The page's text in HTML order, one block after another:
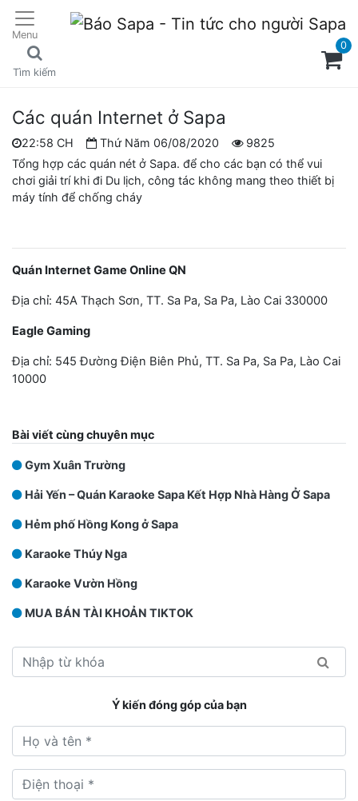
Menu
Tìm kiếm
0
Các quán Internet ở Sapa
22:58 CH Thứ Năm 06/08/2020
9825
Tổng hợp các quán nét ở Sapa. để cho các bạn có thể vui
chơi giải trí khi đi Du lịch, công tác không mang theo thiết bị
máy tính để chống cháy
Quán Internet Game Online QN
Địa chỉ: 45A Thạch Sơn, TT. Sa Pa, Sa Pa, Lào Cai 330000
Eagle Gaming
Địa chỉ: 545 Đường Điện Biên Phủ, TT. Sa Pa, Sa Pa, Lào Cai
10000
Bài viết cùng chuyên mục
Gym Xuân Trường
Hải Yến – Quán Karaoke Sapa Kết Hợp Nhà Hàng Ở Sapa
Hẻm phố Hồng Kong ở Sapa
Karaoke Thúy Nga
Karaoke Vườn Hồng
MUA BÁN TÀI KHOẢN TIKTOK
Ý kiến đóng góp của bạn